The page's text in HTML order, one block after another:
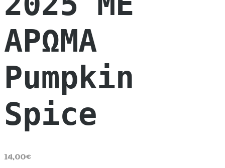
ΑΡΩΜΑ
Pumpkin
Spice
14,00€